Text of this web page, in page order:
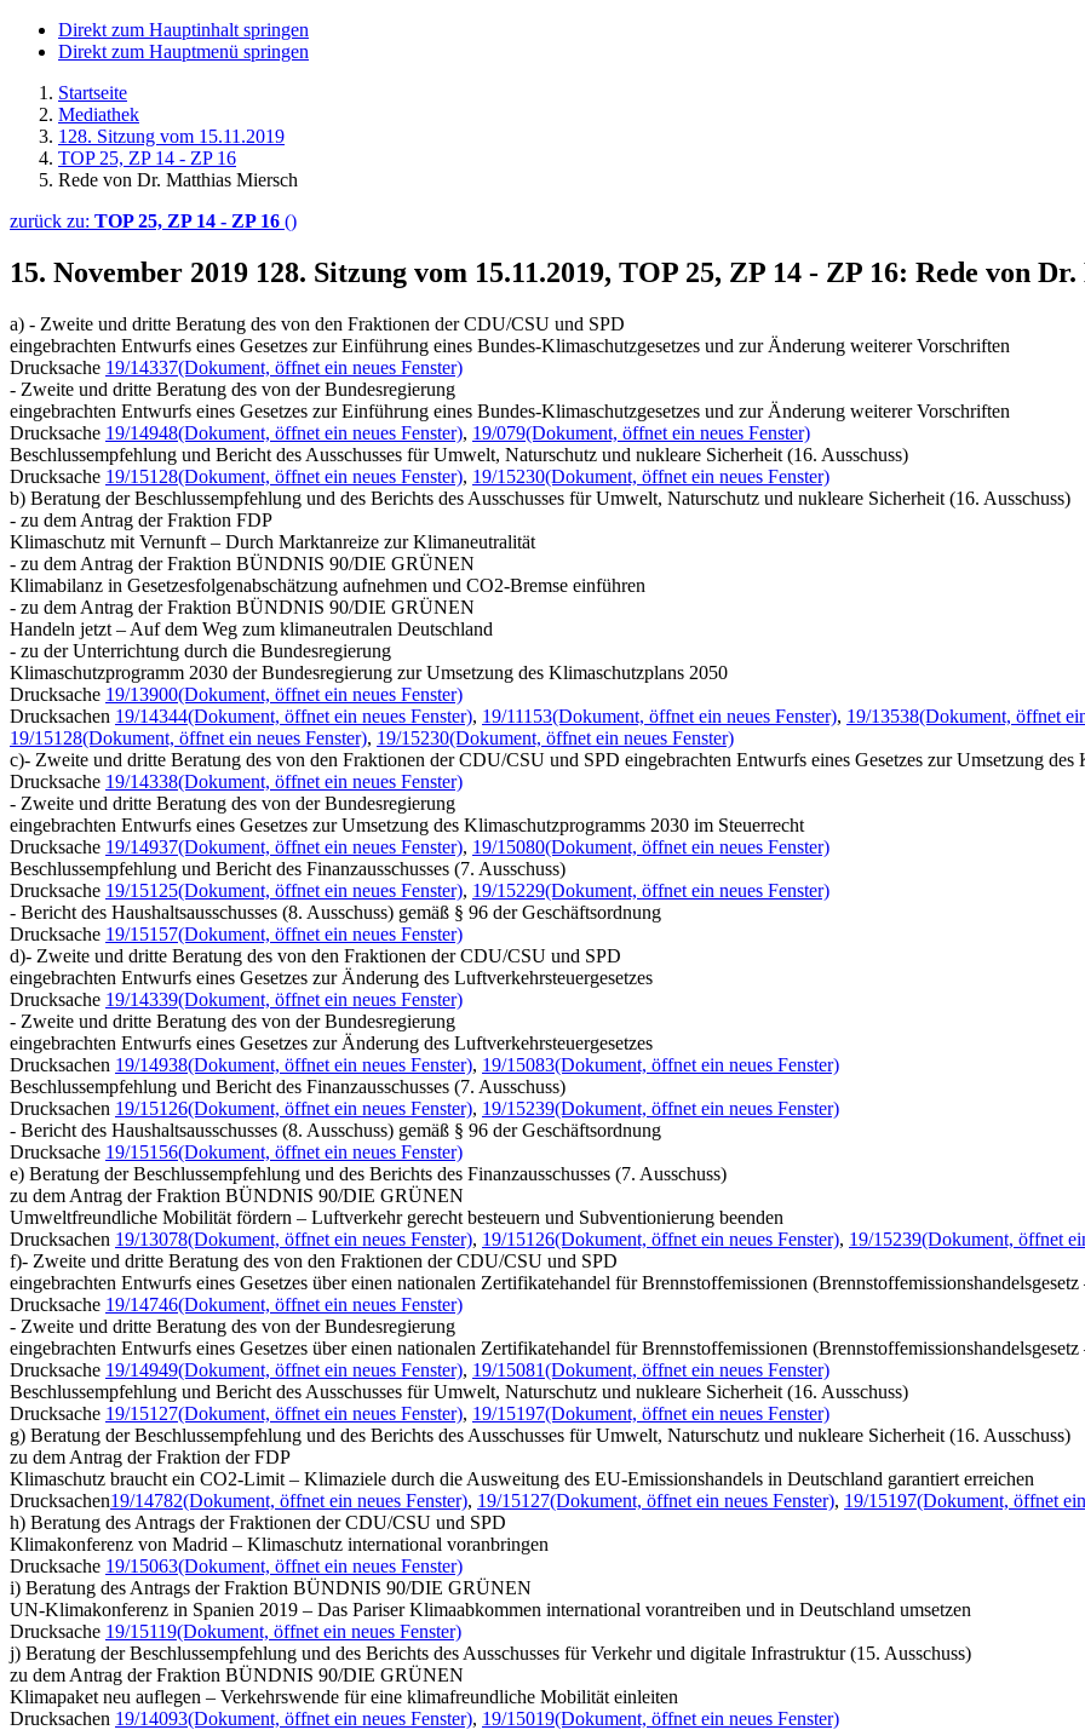
Direkt zum Hauptinhalt springen
Direkt zum Hauptmenü springen
Startseite
Mediathek
128. Sitzung vom 15.11.2019
TOP 25, ZP 14 - ZP 16
Rede von Dr. Matthias Miersch
zurück zu: TOP 25, ZP 14 - ZP 16 ()
15. November 2019 128. Sitzung vom 15.11.2019, TOP 25, ZP 14 - ZP 16: Rede von
a) - Zweite und dritte Beratung des von den Fraktionen der CDU/CSU und SPD
eingebrachten Entwurfs eines Gesetzes zur Einführung eines Bundes-Klimaschutzgesetzes und zur Änderung weiterer Vorschriften
Drucksache 19/14337(Dokument, öffnet ein neues Fenster)
- Zweite und dritte Beratung des von der Bundesregierung
eingebrachten Entwurfs eines Gesetzes zur Einführung eines Bundes-Klimaschutzgesetzes und zur Änderung weiterer Vorschriften
Drucksache 19/14948(Dokument, öffnet ein neues Fenster), 19/079(Dokument, öffnet ein neues Fenster)
Beschlussempfehlung und Bericht des Ausschusses für Umwelt, Naturschutz und nukleare Sicherheit (16. Ausschuss)
Drucksache 19/15128(Dokument, öffnet ein neues Fenster), 19/15230(Dokument, öffnet ein neues Fenster)
b) Beratung der Beschlussempfehlung und des Berichts des Ausschusses für Umwelt, Naturschutz und nukleare Sicherheit (16. Ausschuss)
- zu dem Antrag der Fraktion FDP
Klimaschutz mit Vernunft – Durch Marktanreize zur Klimaneutralität
- zu dem Antrag der Fraktion BÜNDNIS 90/DIE GRÜNEN
Klimabilanz in Gesetzesfolgenabschätzung aufnehmen und CO2-Bremse einführen
- zu dem Antrag der Fraktion BÜNDNIS 90/DIE GRÜNEN
Handeln jetzt – Auf dem Weg zum klimaneutralen Deutschland
- zu der Unterrichtung durch die Bundesregierung
Klimaschutzprogramm 2030 der Bundesregierung zur Umsetzung des Klimaschutzplans 2050
Drucksache 19/13900(Dokument, öffnet ein neues Fenster)
Drucksachen 19/14344(Dokument, öffnet ein neues Fenster), 19/11153(Dokument, öffnet ein neues Fenster), 19/13538(Dokument, öffnet
19/15128(Dokument, öffnet ein neues Fenster), 19/15230(Dokument, öffnet ein neues Fenster)
c)- Zweite und dritte Beratung des von den Fraktionen der CDU/CSU und SPD eingebrachten Entwurfs eines Gesetzes zur Umsetzung
Drucksache 19/14338(Dokument, öffnet ein neues Fenster)
- Zweite und dritte Beratung des von der Bundesregierung
eingebrachten Entwurfs eines Gesetzes zur Umsetzung des Klimaschutzprogramms 2030 im Steuerrecht
Drucksache 19/14937(Dokument, öffnet ein neues Fenster), 19/15080(Dokument, öffnet ein neues Fenster)
Beschlussempfehlung und Bericht des Finanzausschusses (7. Ausschuss)
Drucksache 19/15125(Dokument, öffnet ein neues Fenster), 19/15229(Dokument, öffnet ein neues Fenster)
- Bericht des Haushaltsausschusses (8. Ausschuss) gemäß § 96 der Geschäftsordnung
Drucksache 19/15157(Dokument, öffnet ein neues Fenster)
d)- Zweite und dritte Beratung des von den Fraktionen der CDU/CSU und SPD
eingebrachten Entwurfs eines Gesetzes zur Änderung des Luftverkehrsteuergesetzes
Drucksache 19/14339(Dokument, öffnet ein neues Fenster)
- Zweite und dritte Beratung des von der Bundesregierung
eingebrachten Entwurfs eines Gesetzes zur Änderung des Luftverkehrsteuergesetzes
Drucksachen 19/14938(Dokument, öffnet ein neues Fenster), 19/15083(Dokument, öffnet ein neues Fenster)
Beschlussempfehlung und Bericht des Finanzausschusses (7. Ausschuss)
Drucksachen 19/15126(Dokument, öffnet ein neues Fenster), 19/15239(Dokument, öffnet ein neues Fenster)
- Bericht des Haushaltsausschusses (8. Ausschuss) gemäß § 96 der Geschäftsordnung
Drucksache 19/15156(Dokument, öffnet ein neues Fenster)
e) Beratung der Beschlussempfehlung und des Berichts des Finanzausschusses (7. Ausschuss)
zu dem Antrag der Fraktion BÜNDNIS 90/DIE GRÜNEN
Umweltfreundliche Mobilität fördern – Luftverkehr gerecht besteuern und Subventionierung beenden
Drucksachen 19/13078(Dokument, öffnet ein neues Fenster), 19/15126(Dokument, öffnet ein neues Fenster), 19/15239(Dokument, öffnet
f)- Zweite und dritte Beratung des von den Fraktionen der CDU/CSU und SPD
eingebrachten Entwurfs eines Gesetzes über einen nationalen Zertifikatehandel für Brennstoffemissionen
Drucksache 19/14746(Dokument, öffnet ein neues Fenster)
- Zweite und dritte Beratung des von der Bundesregierung
eingebrachten Entwurfs eines Gesetzes über einen nationalen Zertifikatehandel für Brennstoffemissionen
Drucksache 19/14949(Dokument, öffnet ein neues Fenster), 19/15081(Dokument, öffnet ein neues Fenster)
Beschlussempfehlung und Bericht des Ausschusses für Umwelt, Naturschutz und nukleare Sicherheit (16. Ausschuss)
Drucksache 19/15127(Dokument, öffnet ein neues Fenster), 19/15197(Dokument, öffnet ein neues Fenster)
g) Beratung der Beschlussempfehlung und des Berichts des Ausschusses für Umwelt, Naturschutz und nukleare Sicherheit (16. Ausschuss)
zu dem Antrag der Fraktion der FDP
Klimaschutz braucht ein CO2-Limit – Klimaziele durch die Ausweitung des EU-Emissionshandels in Deutschland garantiert erreichen
Drucksachen19/14782(Dokument, öffnet ein neues Fenster), 19/15127(Dokument, öffnet ein neues Fenster), 19/15197(Dokument, öffnet
h) Beratung des Antrags der Fraktionen der CDU/CSU und SPD
Klimakonferenz von Madrid – Klimaschutz international voranbringen
Drucksache 19/15063(Dokument, öffnet ein neues Fenster)
i) Beratung des Antrags der Fraktion BÜNDNIS 90/DIE GRÜNEN
UN-Klimakonferenz in Spanien 2019 – Das Pariser Klimaabkommen international vorantreiben und in Deutschland umsetzen
Drucksache 19/15119(Dokument, öffnet ein neues Fenster)
j) Beratung der Beschlussempfehlung und des Berichts des Ausschusses für Verkehr und digitale Infrastruktur (15. Ausschuss)
zu dem Antrag der Fraktion BÜNDNIS 90/DIE GRÜNEN
Klimapaket neu auflegen – Verkehrswende für eine klimafreundliche Mobilität einleiten
Drucksachen 19/14093(Dokument, öffnet ein neues Fenster), 19/15019(Dokument, öffnet ein neues Fenster)